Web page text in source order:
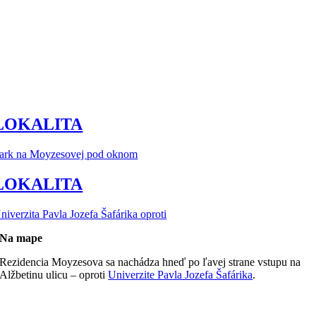
na Moyzesovej pod oknom
Pavla Jozefa Šafárika oproti
Na mape
Rezidencia Moyzesova sa nachádza hneď po ľavej strane vstupu na
Alžbetinu ulicu – oprotiUniverzite Pavla Jozefa Šafárika.